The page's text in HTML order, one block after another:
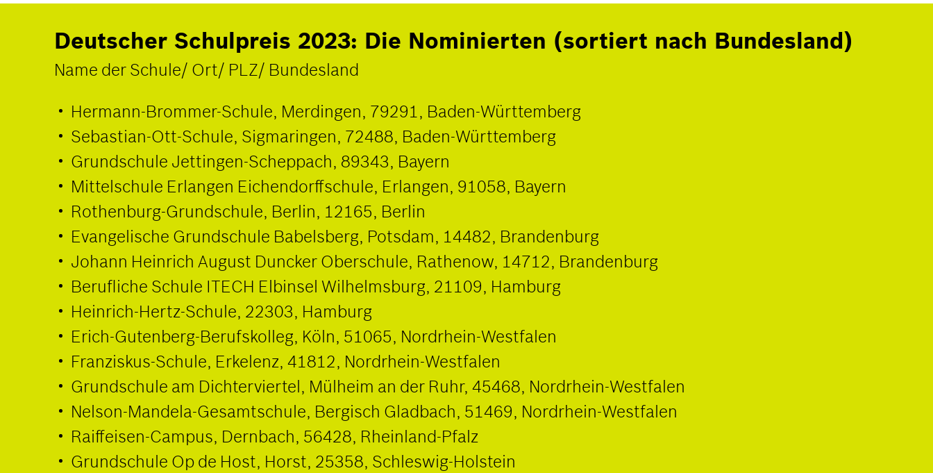
Deutscher Schulpreis 2023: Die Nominierten (sortiert nach Bundesland)
Name der Schule/ Ort/ PLZ/ Bundesland
Hermann-Brommer-Schule, Merdingen, 79291, Baden-Württemberg
Sebastian-Ott-Schule, Sigmaringen, 72488, Baden-Württemberg
Grundschule Jettingen-Scheppach, 89343, Bayern
Mittelschule Erlangen Eichendorffschule, Erlangen, 91058, Bayern
Rothenburg-Grundschule, Berlin, 12165, Berlin
Evangelische Grundschule Babelsberg, Potsdam, 14482, Brandenburg
Johann Heinrich August Duncker Oberschule, Rathenow, 14712, Brandenburg
Berufliche Schule ITECH Elbinsel Wilhelmsburg, 21109, Hamburg
Heinrich-Hertz-Schule, 22303, Hamburg
Erich-Gutenberg-Berufskolleg, Köln, 51065, Nordrhein-Westfalen
Franziskus-Schule, Erkelenz, 41812, Nordrhein-Westfalen
Grundschule am Dichterviertel, Mülheim an der Ruhr, 45468, Nordrhein-Westfalen
Nelson-Mandela-Gesamtschule, Bergisch Gladbach, 51469, Nordrhein-Westfalen
Raiffeisen-Campus, Dernbach, 56428, Rheinland-Pfalz
Grundschule Op de Host, Horst, 25358, Schleswig-Holstein